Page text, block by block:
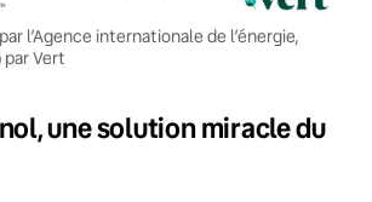
l’Agence internationale de l’énergie,
Vert
une solution miracle du